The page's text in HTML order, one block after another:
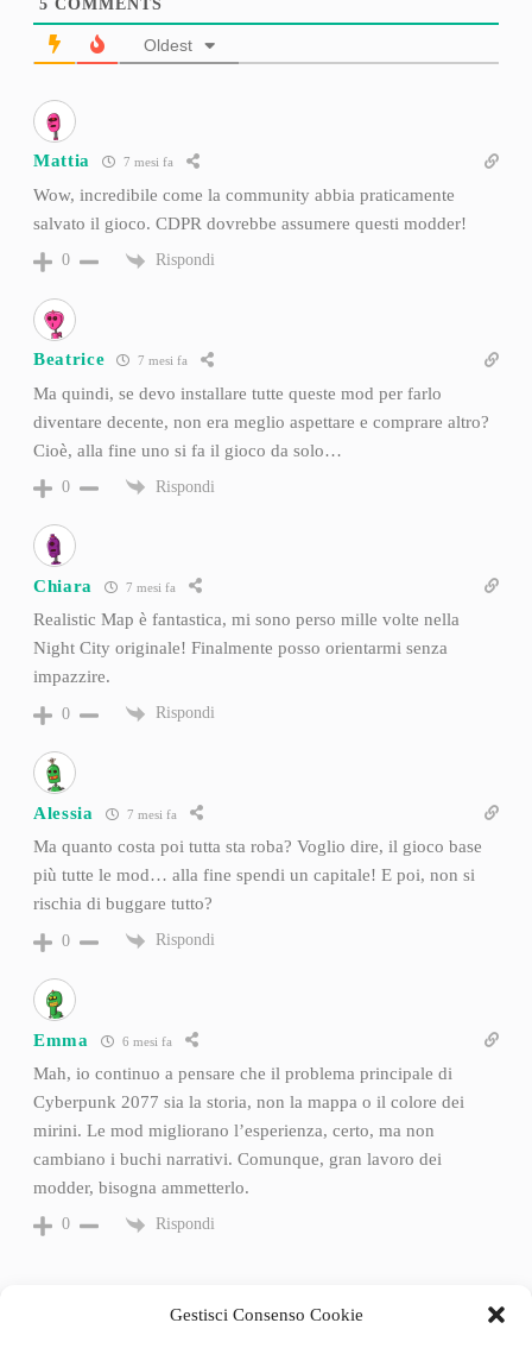
Gestisci Consenso Cookie
5 COMMENTS
Oldest
Mattia 7 mesi fa
Wow, incredibile come la community abbia praticamente
salvato il gioco. CDPR dovrebbe assumere questi modder!
0 Rispondi
Beatrice 7 mesi fa
Ma quindi, se devo installare tutte queste mod per farlo
diventare decente, non era meglio aspettare e comprare altro?
Cioè, alla fine uno si fa il gioco da solo…
0 Rispondi
Chiara 7 mesi fa
Realistic Map è fantastica, mi sono perso mille volte nella
Night City originale! Finalmente posso orientarmi senza
impazzire.
0 Rispondi
Alessia 7 mesi fa
Ma quanto costa poi tutta sta roba? Voglio dire, il gioco base
più tutte le mod… alla fine spendi un capitale! E poi, non si
rischia di buggare tutto?
0 Rispondi
Emma 6 mesi fa
Mah, io continuo a pensare che il problema principale di
Cyberpunk 2077 sia la storia, non la mappa o il colore dei
mirini. Le mod migliorano l’esperienza, certo, ma non
cambiano i buchi narrativi. Comunque, gran lavoro dei
modder, bisogna ammetterlo.
0 Rispondi